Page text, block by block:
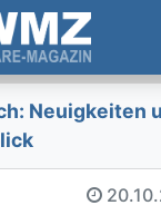
Neuigkeiten